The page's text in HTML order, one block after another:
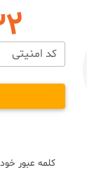
کد امنیتی
کلمه عبور